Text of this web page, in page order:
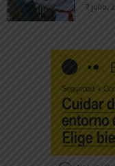
7 julio,